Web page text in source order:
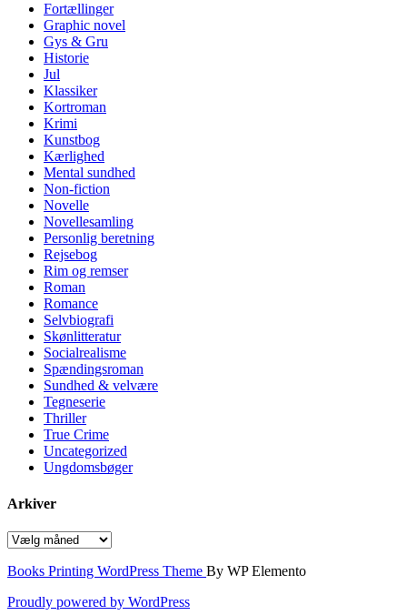
Fortællinger
Graphic novel
Gys & Gru
Historie
Jul
Klassiker
Kortroman
Krimi
Kunstbog
Kærlighed
Mental sundhed
Non-fiction
Novelle
Novellesamling
Personlig beretning
Rejsebog
Rim og remser
Roman
Romance
Selvbiografi
Skønlitteratur
Socialrealisme
Spændingsroman
Sundhed & velvære
Tegneserie
Thriller
True Crime
Uncategorized
Ungdomsbøger
Arkiver
Arkiver
Books Printing WordPress Theme By WP Elemento
Proudly powered by WordPress